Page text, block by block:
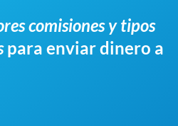
comisiones y tipos
para enviar dinero a